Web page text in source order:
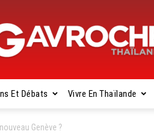
Gavroche
Et Débats Vivre En Thaïlande
Genève ?